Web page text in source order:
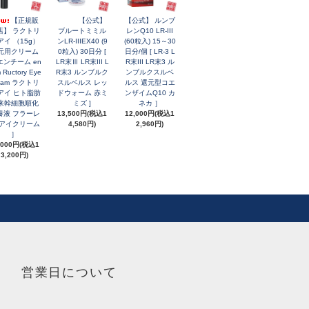
【正規販
】 ラクトリ
イ （15g）
用クリーム
ンチーム en
Ructory Eye
ラクトリ
イ ヒト脂肪
幹細胞順化
液 フラーレ
イクリーム
］
円(税込1
3,200円)
【公式】
ブルートミミル
ンLR-IIIEX40 (9
0粒入) 30日分 [
LR末Ⅲ LR末III L
R末3 ルンブルク
スルベルス レッ
ドウォーム 赤ミ
ミズ ]
13,500円(税込1
4,580円)
【公式】 ルンブ
レンQ10 LR-III
(60粒入) 15～30
日分/個 [ LR-3 L
R末III LR末3 ル
ンブルクスルベ
ルス 還元型コエ
ンザイムQ10 カ
ネカ ］
12,000円(税込1
2,960円)
営業日について